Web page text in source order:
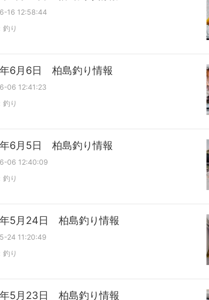
16 12:58:44
釣り
6月6日 柏島釣り情報
06 12:41:23
釣り
6月5日 柏島釣り情報
06 12:40:09
釣り
5月24日 柏島釣り情報
24 11:20:49
釣り
5月23日 柏島釣り情報